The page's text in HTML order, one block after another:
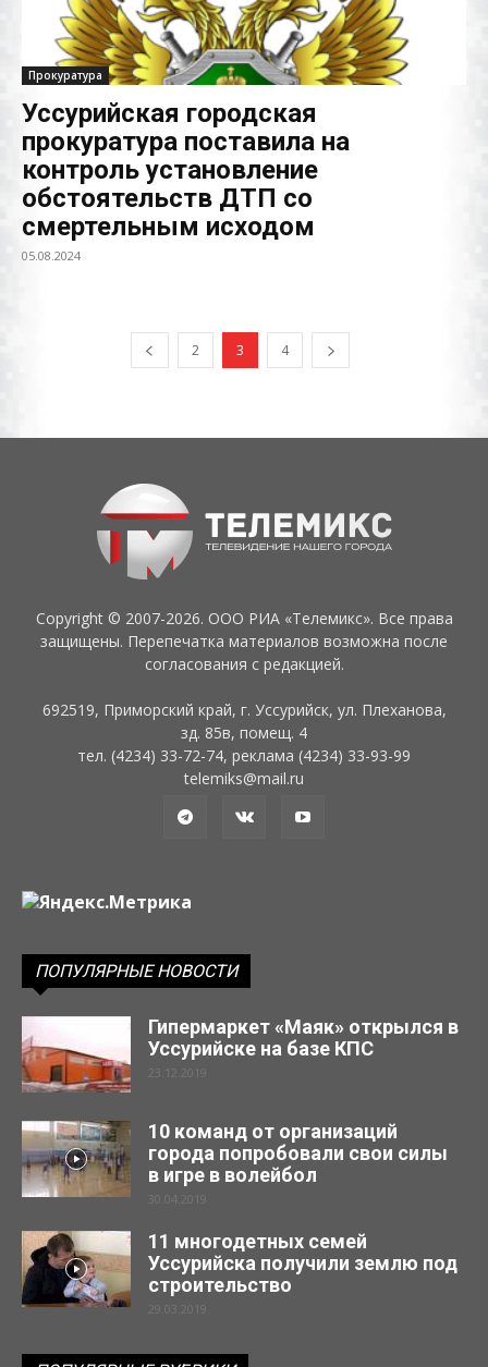
Прокуратура
Уссурийская городская
прокуратура поставила на
контроль установление
обстоятельств ДТП со
смертельным исходом
05.08.2024
2 3 4
Copyright © 2007-2026. ООО РИА «Телемикс». Все права
защищены. Перепечатка материалов возможна после
согласования с редакцией.
692519, Приморский край, г. Уссурийск, ул. Плеханова,
зд. 85в, помещ. 4
тел. (4234) 33-72-74, реклама (4234) 33-93-99
telemiks@mail.ru
ПОПУЛЯРНЫЕ НОВОСТИ
Гипермаркет «Маяк» открылся в
Уссурийске на базе КПС
23.12.2019
10 команд от организаций
города попробовали свои силы
в игре в волейбол
30.04.2019
11 многодетных семей
Уссурийска получили землю под
строительство
29.03.2019